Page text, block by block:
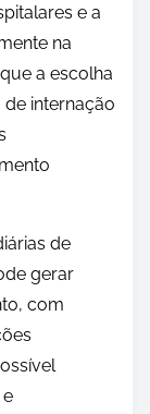
e a
na
a escolha
internação
de
gerar
com